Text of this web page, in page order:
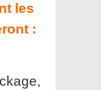
les
: